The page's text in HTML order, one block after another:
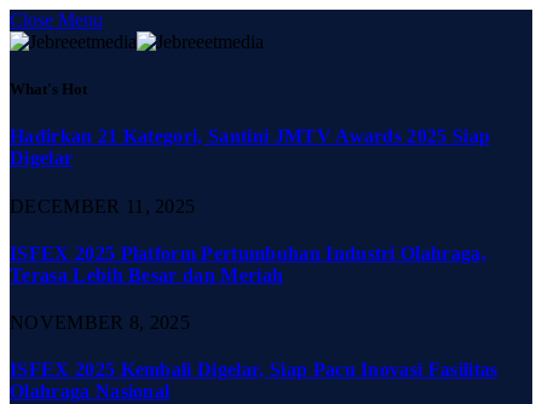
Close Menu
What's Hot
Hadirkan 21 Kategori, Santini JMTV Awards 2025 Siap
Digelar
DECEMBER 11, 2025
ISFEX 2025 Platform Pertumbuhan Industri Olahraga,
Terasa Lebih Besar dan Meriah
NOVEMBER 8, 2025
ISFEX 2025 Kembali Digelar, Siap Pacu Inovasi Fasilitas
Olahraga Nasional